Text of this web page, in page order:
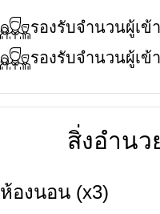
รองรับจำนวนผู้เข้
รองรับจำนวนผู้เข้
สิ่งอำนว
ห้องนอน (x3)